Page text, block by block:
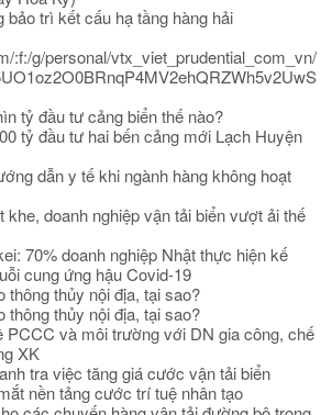
bảo trì kết cấu hạ tầng hàng hải
:f:/g/personal/vtx_viet_prudential_com_vn/
tỷ đầu tư cảng biển thế nào?
tỷ đầu tư hai bến cảng mới Lạch Huyện
dẫn y tế khi ngành hàng không hoạt
khe, doanh nghiệp vận tải biển vượt ải thế
70% doanh nghiệp Nhật thực hiện kế
cung ứng hậu Covid-19
thông thủy nội địa, tại sao?
thông thủy nội địa, tại sao?
PCCC và môi trường với DN gia công, chế
XK
tra việc tăng giá cước vận tải biển
nền tảng cước trí tuệ nhân tạo